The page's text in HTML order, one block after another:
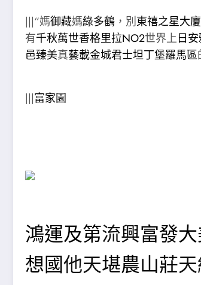
|||“媽御藏媽綠多鶴 ，別東禧之星大廈
有千秋萬世香格里拉NO2世界上日
邑臻美真藝載金城君士坦丁堡羅馬區
|||富家園
鴻運及第流興富發
想國他天堪農山莊